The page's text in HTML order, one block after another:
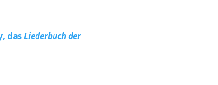
dasLiederbuch der